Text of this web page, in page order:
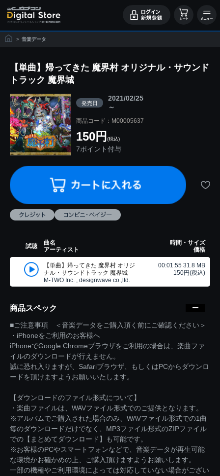
> 音楽データ
【単曲】帰ってきた 魔界村 オリジナル・サウンド
トラック 魔界城
発売日
2021/02/25
～
商品コード：M00005637
150円 (税込)
7ポイント付与
試聴
曲名
アーティスト
時間・サイズ
価格
【単曲】帰ってきた 魔界村 オリジ
ナル・サウンドトラック 魔界城
M-TWO Inc. , designwave co.,ltd.
00:01:55 31.8 MB
150円(税込)
商品スペック
■ご注意事項 ＜音楽データをご購入頂く前にご確認ください＞
・iPhoneをご利用のお客様へ
iPhoneでGoogle Chromeブラウザをご利用の場合は、楽曲ファ
イルのダウンロードが行えません。
誠に恐れ入りますが、Safariブラウザ、もしくはPCからダウンロ
ードを頂けますようお願いいたします。
【ダウンロードのファイル形式について】
・楽曲ファイルは、WAVファイル形式でのご提供となります。
※アルバムでご購入された場合のみ、WAVファイル形式での1曲
毎のダウンロードだけでなく、MP3ファイル形式のZIPファイル
での【まとめてダウンロード】も可能です。
※お客様のPCやスマートフォンなどで、音楽データが再生可能
な環境かお確かめの上、ご購入頂けますようお願いします。
一部の機種やご利用環境によっては対応していない場合がござい